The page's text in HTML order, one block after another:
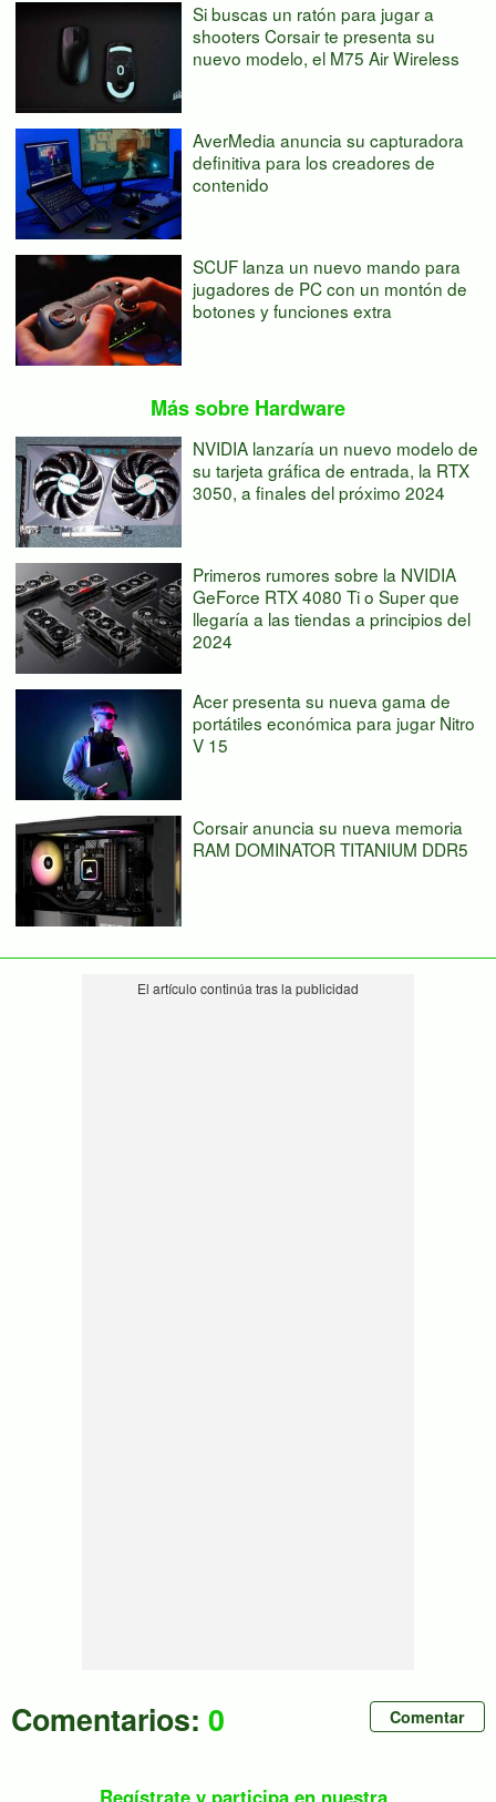
Si buscas un ratón para jugar a
shooters Corsair te presenta su
nuevo modelo, el M75 Air Wireless
AverMedia anuncia su capturadora
definitiva para los creadores de
contenido
SCUF lanza un nuevo mando para
jugadores de PC con un montón de
botones y funciones extra
Más sobre Hardware
NVIDIA lanzaría un nuevo modelo de
su tarjeta gráfica de entrada, la RTX
3050, a finales del próximo 2024
Primeros rumores sobre la NVIDIA
GeForce RTX 4080 Ti o Super que
llegaría a las tiendas a principios del
2024
Acer presenta su nueva gama de
portátiles económica para jugar Nitro
V 15
Corsair anuncia su nueva memoria
RAM DOMINATOR TITANIUM DDR5
Comentarios:0 Comentar
Regístrate y participa en nuestra